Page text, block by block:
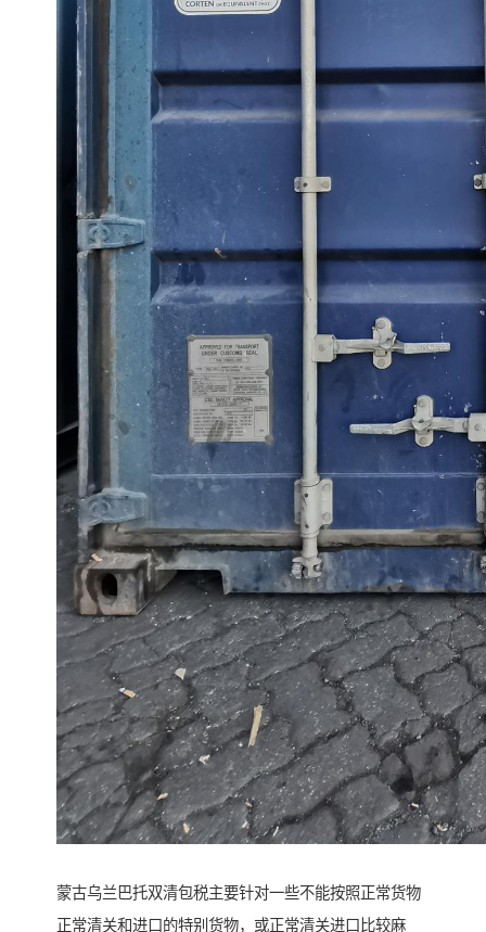
蒙古乌兰巴托双清包税主要针对一些不能按照正常货物
正常清关和进口的特别货物，或正常清关进口比较麻